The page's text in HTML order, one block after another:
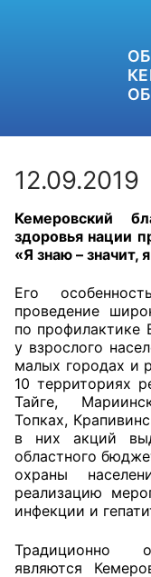
Главная
Общественные
органах
12.09.2019
Кемеровский
здоровья нации
«Я знаю – значит,
Его
проведение
по профилактике
у взрослого
малых городах и
10 территориях
Тайге,
Топках,
в них акций
областного
охраны
реализацию
инфекции и
Традиционно
являются